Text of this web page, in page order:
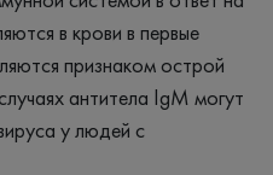
в крови в первые
признаком острой
антитела IgM могут
у людей с